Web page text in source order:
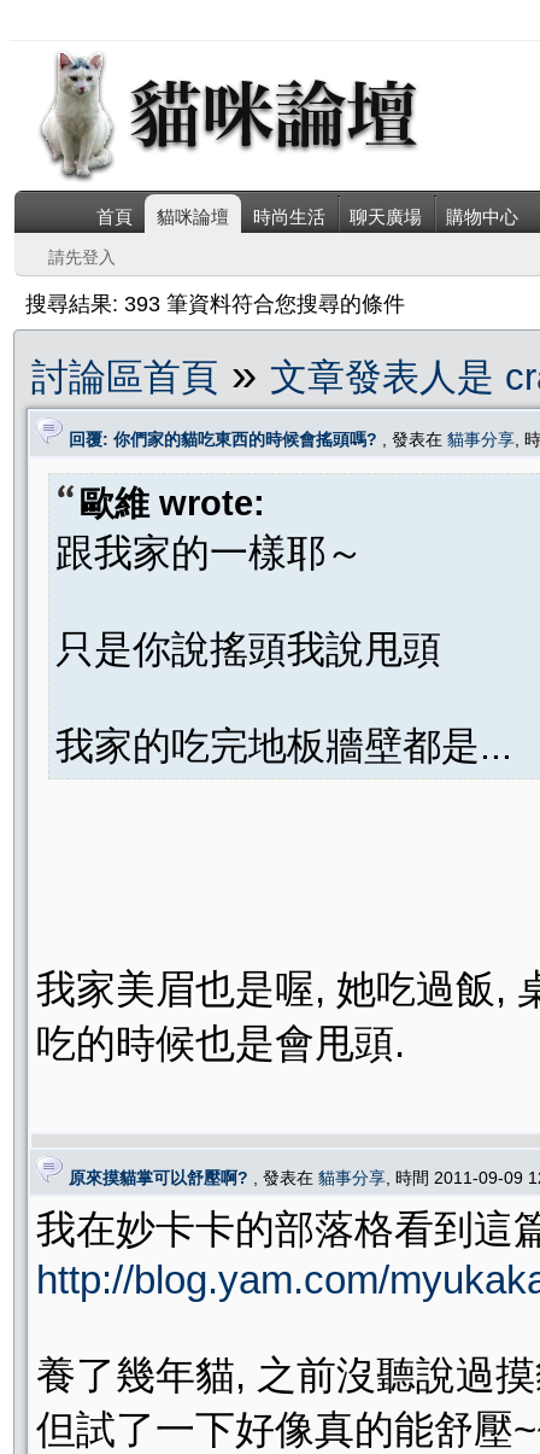
首頁 貓咪論壇 時尚生活 聊天廣場 購物中心
請先登入
搜尋結果: 393 筆資料符合您搜尋的條件
討論區首頁 » 文章發表人是
回覆: 你們家的貓吃東西的時候會搖頭嗎? , 發表在 貓事分享 ,
歐維 wrote:
跟我家的一樣耶～
只是你說搖頭我說甩頭
我家的吃完地板牆壁都是...
我家美眉也是喔, 她吃過飯,
吃的時候也是會甩頭.
原來摸貓掌可以舒壓啊? , 發表在 貓事分享 , 時間 2011-09-09
我在妙卡卡的部落格看到這
http://blog.yam.com/
養了幾年貓, 之前沒聽說過
但試了一下好像真的能舒壓